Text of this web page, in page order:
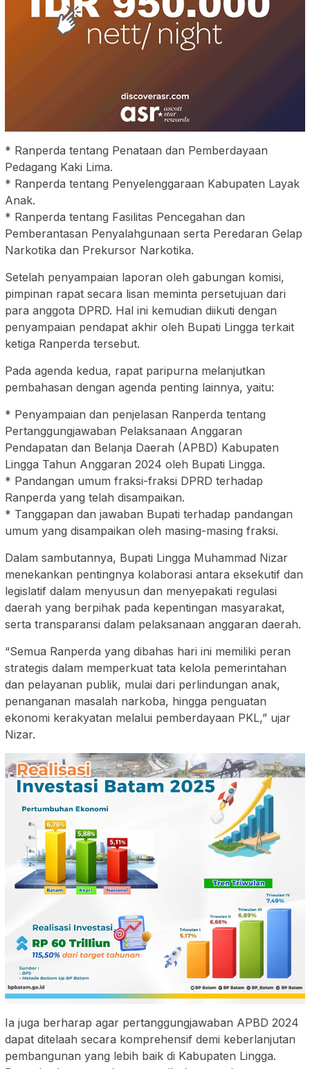
* Ranperda tentang Penataan dan Pemberdayaan
Pedagang Kaki Lima.
* Ranperda tentang Penyelenggaraan Kabupaten Layak
Anak.
* Ranperda tentang Fasilitas Pencegahan dan
Pemberantasan Penyalahgunaan serta Peredaran Gelap
Narkotika dan Prekursor Narkotika.
Setelah penyampaian laporan oleh gabungan komisi,
pimpinan rapat secara lisan meminta persetujuan dari
para anggota DPRD. Hal ini kemudian diikuti dengan
penyampaian pendapat akhir oleh Bupati Lingga terkait
ketiga Ranperda tersebut.
Pada agenda kedua, rapat paripurna melanjutkan
pembahasan dengan agenda penting lainnya, yaitu:
* Penyampaian dan penjelasan Ranperda tentang
Pertanggungjawaban Pelaksanaan Anggaran
Pendapatan dan Belanja Daerah (APBD) Kabupaten
Lingga Tahun Anggaran 2024 oleh Bupati Lingga.
* Pandangan umum fraksi-fraksi DPRD terhadap
Ranperda yang telah disampaikan.
* Tanggapan dan jawaban Bupati terhadap pandangan
umum yang disampaikan oleh masing-masing fraksi.
Dalam sambutannya, Bupati Lingga Muhammad Nizar
menekankan pentingnya kolaborasi antara eksekutif dan
legislatif dalam menyusun dan menyepakati regulasi
daerah yang berpihak pada kepentingan masyarakat,
serta transparansi dalam pelaksanaan anggaran daerah.
“Semua Ranperda yang dibahas hari ini memiliki peran
strategis dalam memperkuat tata kelola pemerintahan
dan pelayanan publik, mulai dari perlindungan anak,
penanganan masalah narkoba, hingga penguatan
ekonomi kerakyatan melalui pemberdayaan PKL,” ujar
Nizar.
Ia juga berharap agar pertanggungjawaban APBD 2024
dapat ditelaah secara komprehensif demi keberlanjutan
pembangunan yang lebih baik di Kabupaten Lingga.